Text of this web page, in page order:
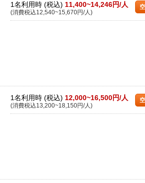
1名利用時 (税込) 11,400~14,246円/人
(消費税込12,540~15,670円/人)
1名利用時 (税込) 12,000~16,500円/人
(消費税込13,200~18,150円/人)